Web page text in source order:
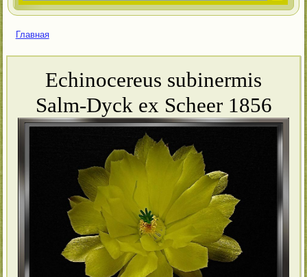
Вы здесь
Главная
Echinocereus subinermis
Salm-Dyck ex Scheer 1856